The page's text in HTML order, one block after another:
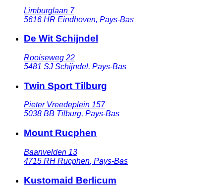
Limburglaan 7
5616 HR Eindhoven, Pays-Bas
De Wit Schijndel
Rooiseweg 22
5481 SJ Schijndel, Pays-Bas
Twin Sport Tilburg
Pieter Vreedeplein 157
5038 BB Tilburg, Pays-Bas
Mount Rucphen
Baanvelden 13
4715 RH Rucphen, Pays-Bas
Kustomaid Berlicum